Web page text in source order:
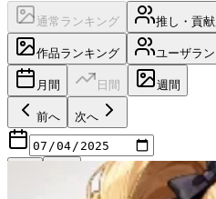
通常ランキング 推し・貢
作品ランキング ユーザラ
月間 日間 週間
前へ 次へ